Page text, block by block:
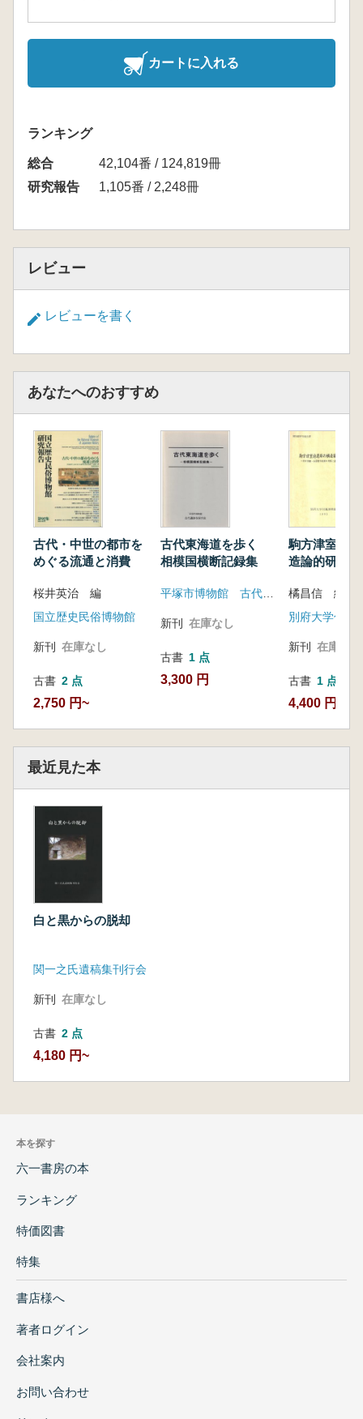
カートに入れる
ランキング
総合
42,104番 / 124,819冊
研究報告
1,105番 / 2,248冊
レビュー
レビューを書く
あなたへのおすすめ
古代・中世の都市を
めぐる流通と消費
桜井英治 編
国立歴史民俗博物館
新刊 在庫なし
古書 2 点
2,750 円~
古代東海道を歩く
相模国横断記録集
平塚市博物館 古代遺跡を探す会
新刊 在庫なし
古書 1 点
3,300 円
駒方津室迫
造論的研究
考察と遺跡
橘昌信 編
別府大学付属
新刊 在庫なし
古書 1 点
4,400 円
最近見た本
白と黒からの脱却
関一之氏遺稿集刊行会
新刊 在庫なし
古書 2 点
4,180 円~
本を探す
六一書房の本
ランキング
特価図書
特集
書店様へ
著者ログイン
会社案内
お問い合わせ